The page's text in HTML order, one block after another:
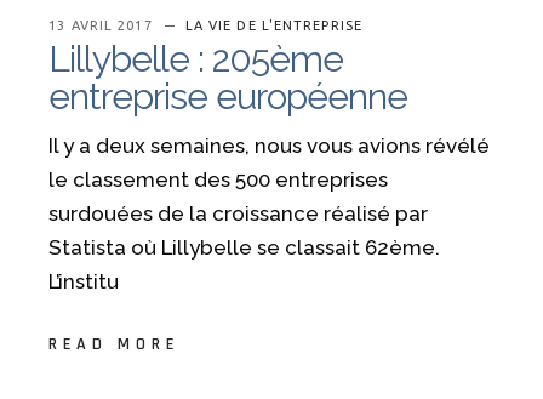
13 AVRIL 2017 LA VIE DE L'ENTREPRISE
Lillybelle : 205ème
entreprise européenne
Il y a deux semaines, nous vous avions révélé
le classement des 500 entreprises
surdouées de la croissance réalisé par
Statista où Lillybelle se classait 62ème.
L’institu
READ MORE